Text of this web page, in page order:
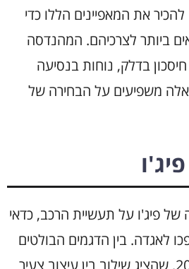
את המאפיינים הללו כדי
ביותר לצרכיהם. המהנדסה
בדלק, נוחות בנסיעה
אלה משפיעים על הבחירה של
פיג'ו על תעשיית הרכב, כדאי
לאגדה. בין הדגמים הבולטים
ניתן למצוא את פיג'ו 205, שהציג שילוב בין עיצוב צעיר